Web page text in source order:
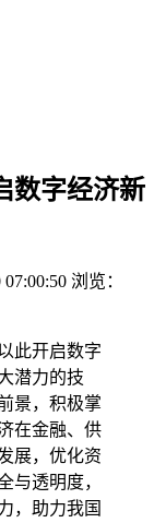
数字经济新
07:00:50 浏览：
此开启数字
潜力的技
景，积极掌
在金融、供
展，优化资
与透明度，
，助力我国